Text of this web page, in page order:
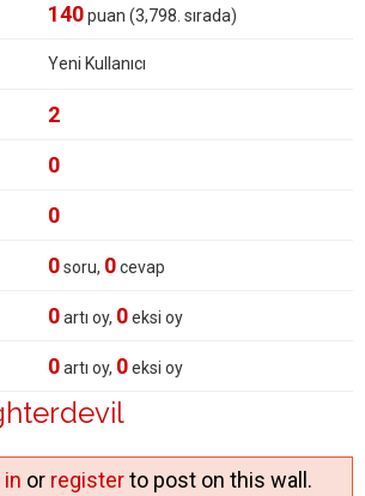
140puan (3,798 . sırada)
Yeni Kullanıcı
2
0
0
0soru, 0cevap
0artı oy, 0eksi oy
0artı oy, 0eksi oy
in or registerto post on this wall.